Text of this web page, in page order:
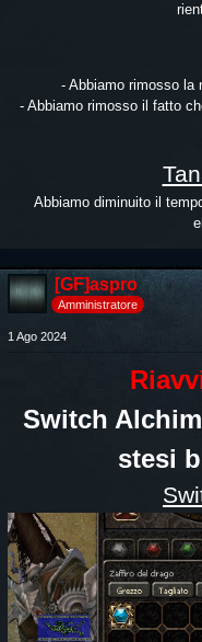
- Abbiamo rimosso la
- Abbiamo rimosso il fatto
Abbiamo diminuito il
[GF]aspro
Amministratore
1 Ago 2024
Switch
stesi